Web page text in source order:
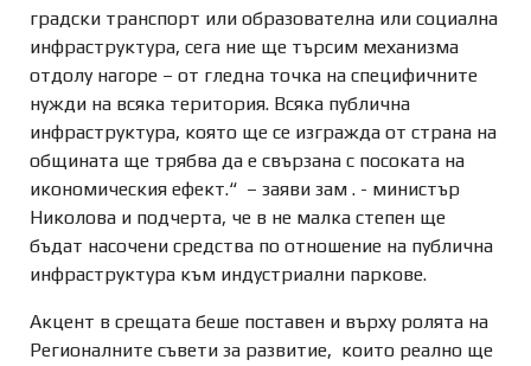
градски транспорт или образователна или социална
инфраструктура, сега ние ще търсим механизма
отдолу нагоре – от гледна точка на специфичните
нужди на всяка територия. Всяка публична
инфраструктура, която ще се изгражда от страна на
общината ще трябва да е свързана с посоката на
икономическия ефект.“ – заяви зам . - министър
Николова и подчерта, че в не малка степен ще
бъдат насочени средства по отношение на публична
инфраструктура към индустриални паркове.
Акцент в срещата беше поставен и върху ролята на
Регионалните съвети за развитие, които реално ще